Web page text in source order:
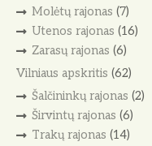
Molėtų rajonas (7)
Utenos rajonas (16)
Zarasų rajonas (6)
Vilniaus apskritis (62)
Šalčininkų rajonas (2)
Širvintų rajonas (6)
Trakų rajonas (14)